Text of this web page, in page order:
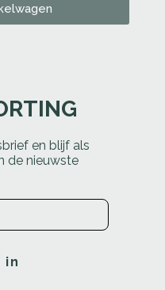
en blijf als
de nieuwste
in